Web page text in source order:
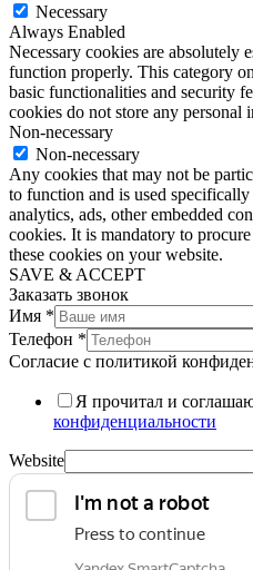
Necessary
Always Enabled
Necessary cookies are absolutely
function properly. This category
basic functionalities and security
cookies do not store any personal
Non-necessary
Non-necessary
Any cookies that may not be
to function and is used
analytics, ads, other embedded
cookies. It is mandatory to
these cookies on your website.
SAVE & ACCEPT
Заказать звонок
Имя *
Телефон *
Согласие с политикой
Я прочитал и
конфиденциальности
Website